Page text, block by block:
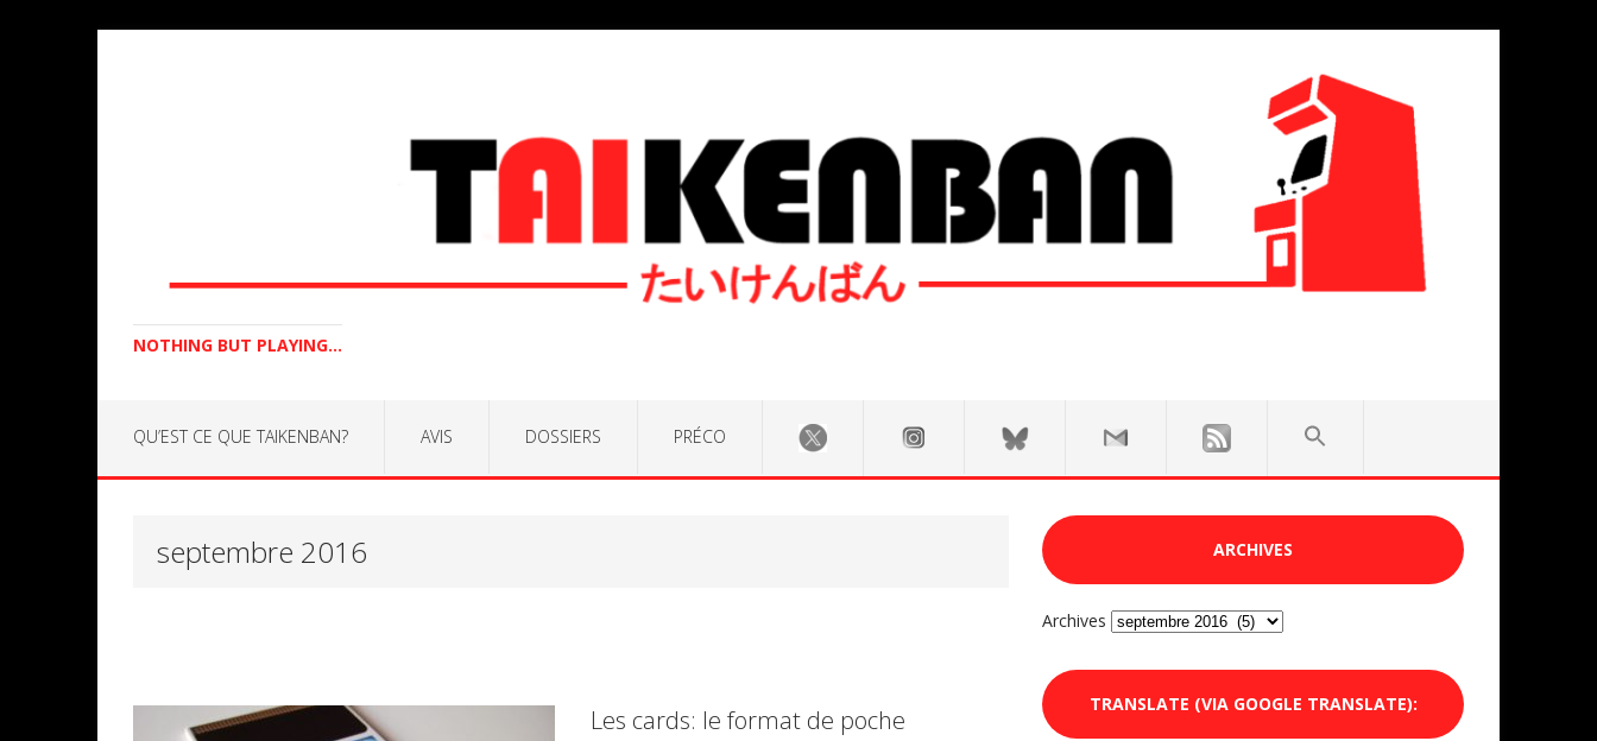
NOTHING BUT PLAYING...
QU’EST CE QUE TAIKENBAN? AVIS DOSSIERS PRÉCO
septembre 2016
Les cards: le format de poche
ARCHIVES
Archives
TRANSLATE (VIA GOOGLE TRANSLATE):